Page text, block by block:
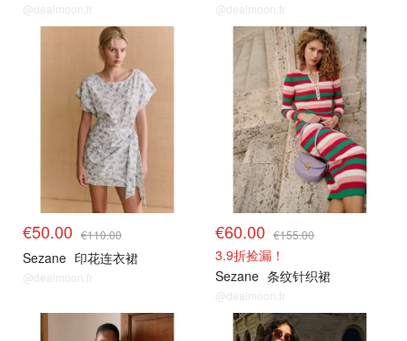
@dealmoon.fr @dealmoon.fr
€50.00 €110.00
Sezane 印花连衣裙
@dealmoon.fr
€60.00 €155.00
3.9折捡漏！
Sezane 条纹针织裙
@dealmoon.fr